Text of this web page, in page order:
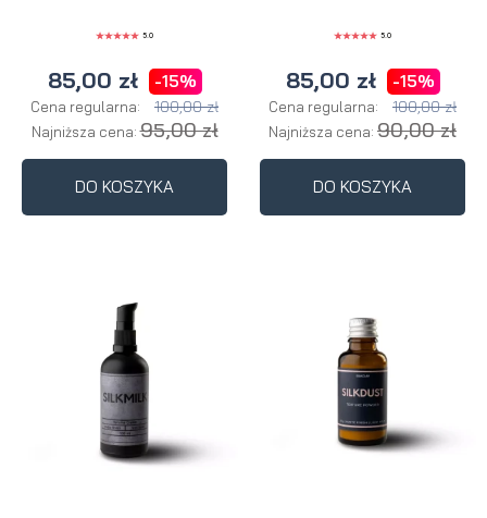
5.0
85,00 zł -15%
Cena regularna: 100,00 zł
Najniższa cena:95,00 zł
DO KOSZYKA
5.0
85,00 zł -15%
Cena regularna: 100,00 zł
Najniższa cena: 90,00 zł
DO KOSZYKA